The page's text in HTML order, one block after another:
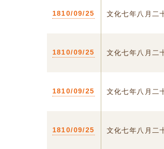
1810/09/25 文化七年八月二
1810/09/25 文化七年八月二
1810/09/25 文化七年八月二
1810/09/25 文化七年八月二